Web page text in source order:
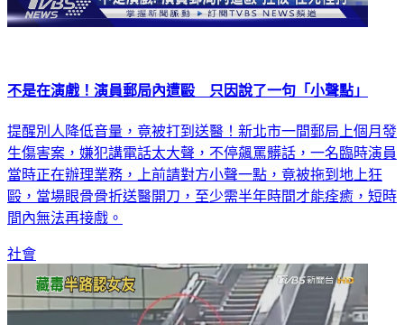
不是在演戲！演員郵局內遭毆 只因說了一句「小聲點」
提醒別人降低音量，竟被打到送醫！新北市一間郵局上個月發
生傷害案，嫌犯講電話太大聲，不停飆罵髒話，一名臨時演員
當時正在辦理業務，上前請對方小聲一點，竟被拖到地上狂
毆，當場眼骨骨折送醫開刀，至少需半年時間才能痊癒，短時
間內無法再接戲。
社會